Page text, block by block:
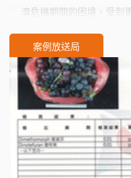
濟危機期間的困境，受到
案例放送局